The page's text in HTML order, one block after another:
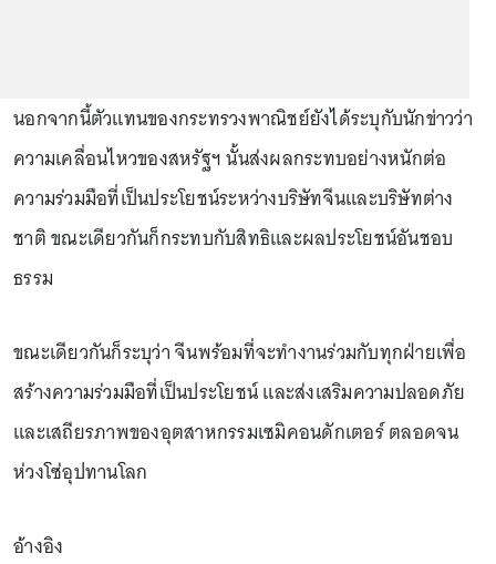
นอกจากนี้ตัวแทนของกระทรวงพาณิชย์ยังได้ระบุกับนักข่าวว่า
ความเคลื่อนไหวของสหรัฐฯ นั้นส่งผลกระทบอย่างหนักต่อ
ความร่วมมือที่เป็นประโยชน์ระหว่างบริษัทจีนและบริษัทต่าง
ชาติ ขณะเดียวกันก็กระทบกับสิทธิและผลประโยชน์อันชอบ
ธรรม
ขณะเดียวกันก็ระบุว่า จีนพร้อมที่จะทำงานร่วมกับทุกฝ่ายเพื่อ
สร้างความร่วมมือที่เป็นประโยชน์ และส่งเสริมความปลอดภัย
และเสถียรภาพของอุตสาหกรรมเซมิคอนดักเตอร์ ตลอดจน
ห่วงโซ่อุปทานโลก
อ้างอิง